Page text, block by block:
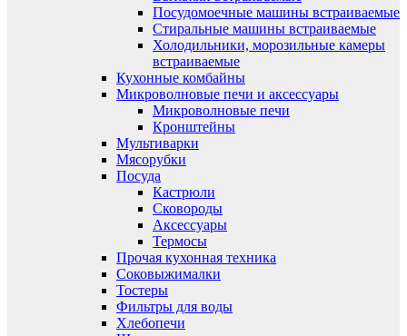
Посудомоечные машины встраиваемые
Стиральные машины встраиваемые
Холодильники, морозильные камеры
встраиваемые
Кухонные комбайны
Микроволновые печи и аксессуары
Микроволновые печи
Кронштейны
Мультиварки
Мясорубки
Посуда
Кастрюли
Сковороды
Аксессуары
Термосы
Прочая кухонная техника
Соковыжималки
Тостеры
Фильтры для воды
Хлебопечи